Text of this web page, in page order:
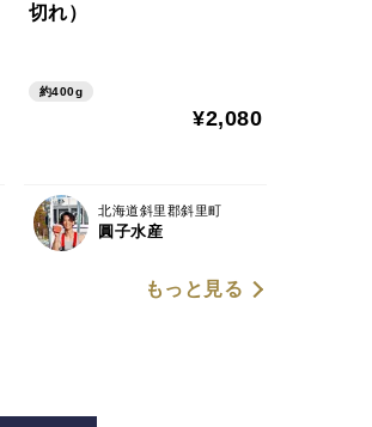
切れ）
約400g
¥2,080
北海道斜里郡斜里町
圓子水産
もっと見る